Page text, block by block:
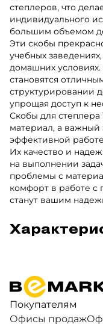
степлеров, что
индивидуального
большим объемом
Эти скобы
учебных
домашних
становятся
структурировании
упрощая доступ к
Скобы для степлера
материал, а важный
эффективной
Их качество и
на выполнении
проблемы с
комфорт в работе с
станут вашим
Покупателям
Офисы продаж